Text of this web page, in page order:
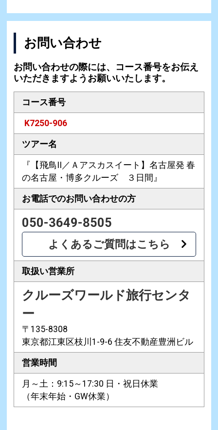
お問い合わせ
お問い合わせの際には、コース番号をお伝え
いただきますようお願いいたします。
コース番号
K7250-906
ツアー名
『【飛鳥II／Ａアスカスイート】名古屋発 春
の名古屋・博多クルーズ ３日間』
お電話でのお問い合わせの方
050-3649-8505
よくあるご質問はこちら
取扱い営業所
クルーズワールド旅行センタ
ー
〒135-8308
東京都江東区枝川1-9-6 住友不動産豊洲ビル
営業時間
月～土：9:15～17:30 日・祝日休業
（年末年始・GW休業）